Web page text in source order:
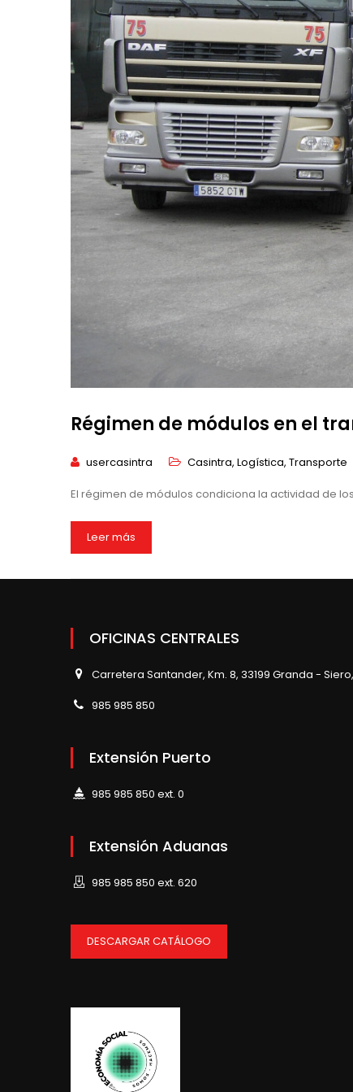
Régimen de módulos en el
usercasintra Casintra, Logística, Transporte
El régimen de módulos condiciona la actividad de
Leer más
OFICINAS CENTRALES
Carretera Santander, Km. 8, 33199 Granda -
985 985 850
Extensión Puerto
985 985 850 ext. 0
Extensión Aduanas
985 985 850 ext. 620
DESCARGAR CATÁLOGO